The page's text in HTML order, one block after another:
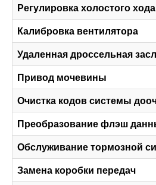
Регулировка холостого хода
Калибровка вентилятора
Удаленная дроссельная
Привод мочевины
Очистка кодов системы
Преобразование флэш
Обслуживание тормозной
Замена коробки передач